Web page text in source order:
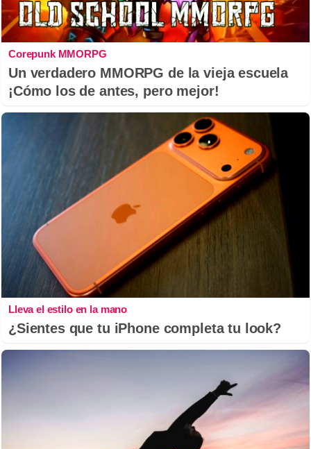
Corepunk MMORPG
Un verdadero MMORPG de la vieja escuela
¡Cómo los de antes, pero mejor!
Lleva el estilo en la mano
¿Sientes que tu iPhone completa tu look?